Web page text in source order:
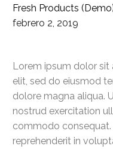
Fresh Products
febrero 2, 2019
Lorem ipsum dolor
elit, sed do eiusmod
dolore magna aliqua.
nostrud exercitation
commodo consequat.
reprehenderit in